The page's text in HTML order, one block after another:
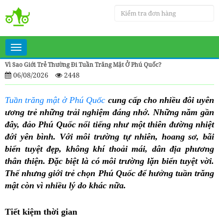
Toggle
navigation
Vì Sao Giới Trẻ Thường Đi Tuần Trăng Mật Ở Phú Quốc?
06/08/2026 2448
Tuần trăng mật ở Phú Quốc cung cấp cho nhiều đôi uyên
ương trẻ những trải nghiệm đáng nhớ. Những năm gần
đây, đảo Phú Quốc nổi tiếng như một thiên đường nhiệt
đới yên bình. Với môi trường tự nhiên, hoang sơ, bãi
biển tuyệt đẹp, không khí thoải mái, dân địa phương
thân thiện. Đặc biệt là có môi trường lặn biển tuyệt vời.
Thế nhưng giới trẻ chọn Phú Quốc để hưởng tuần trăng
mật còn vì nhiều lý do khác nữa.
Tiết kiệm thời gian